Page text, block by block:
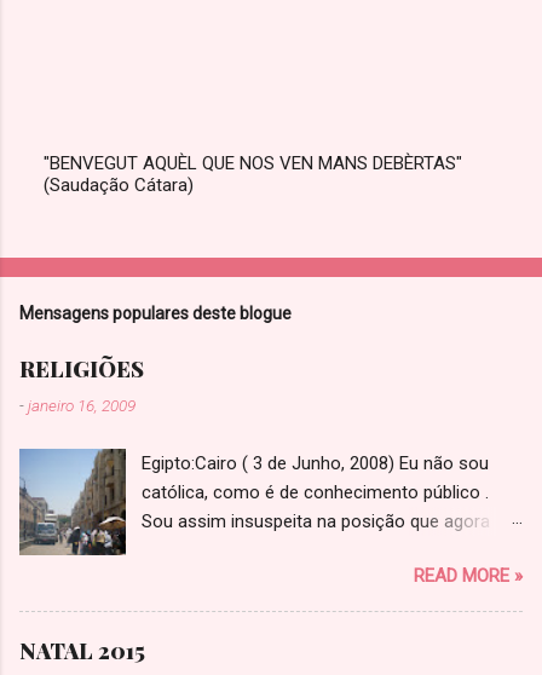
E
a
u
c
o
m
n
r
i
o
"BENVEGUT AQUÈL QUE NOS VEN MANS DEBÈRTAS"
(Saudação Cátara)
Mensagens populares deste blogue
RELIGIÕES
-janeiro 16, 2009
Egipto:Cairo ( 3 de Junho, 2008) Eu não sou
católica, como é de conhecimento público .
Sou assim insuspeita na posição que agora
Lisboa, José Policarpo, quando alerta para o
casamento de uma não-muçulmana com um
alertar as jovens para o risco que correm neste
READ MORE »
NATAL 2015